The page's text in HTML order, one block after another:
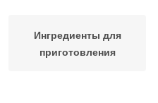
Ингредиенты для
приготовления